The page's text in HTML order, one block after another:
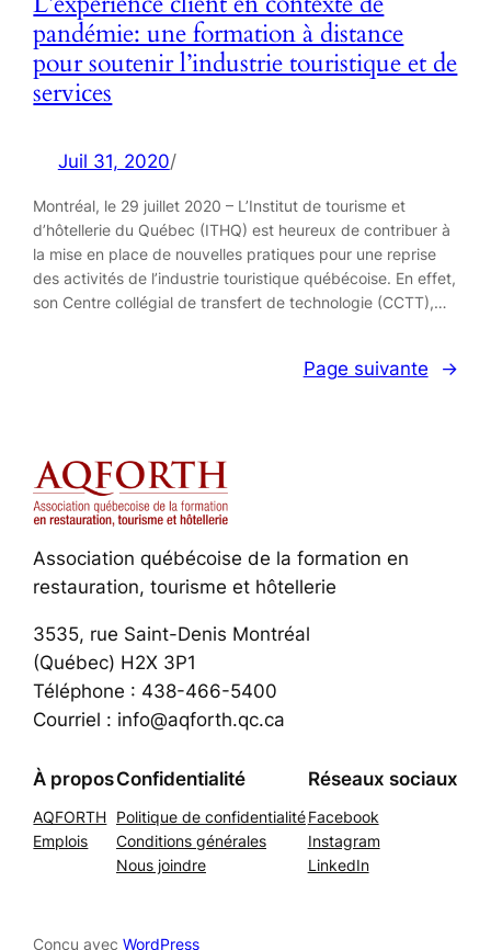
pandémie: une formation à distance
pour soutenir l’industrie touristique et de
services
Juil 31, 2020/
Montréal, le 29 juillet 2020 – L’Institut de tourisme et
d’hôtellerie du Québec (ITHQ) est heureux de contribuer à
la mise en place de nouvelles pratiques pour une reprise
des activités de l’industrie touristique québécoise. En effet,
son Centre collégial de transfert de technologie (CCTT),…
Page suivante →
Association québécoise de la formation en
restauration, tourisme et hôtellerie
3535, rue Saint-Denis Montréal
(Québec) H2X 3P1
Téléphone : 438-466-5400
Courriel : info@aqforth.qc.ca
À propos
AQFORTH
Emplois
Confidentialité
Politique de confidentialité
Conditions générales
Nous joindre
Réseaux sociaux
Facebook
Instagram
LinkedIn
Conçu avecWordPress